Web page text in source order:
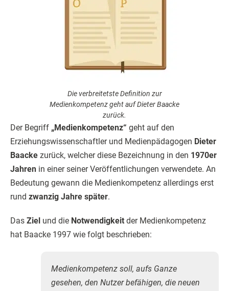
Die verbreitetste Definition zur
Medienkompetenz geht auf Dieter Baacke
zurück.
Der Begriff „Medienkompetenz“ geht auf den
Erziehungswissenschaftler und Medienpädagogen Dieter
Baacke zurück, welcher diese Bezeichnung in den 1970er
Jahren in einer seiner Veröffentlichungen verwendete. An
Bedeutung gewann die Medienkompetenz allerdings erst
rund zwanzig Jahre später.
Das Ziel und die Notwendigkeit der Medienkompetenz
hat Baacke 1997 wie folgt beschrieben:
Medienkompetenz soll, aufs Ganze
gesehen, den Nutzer befähigen, die neuen